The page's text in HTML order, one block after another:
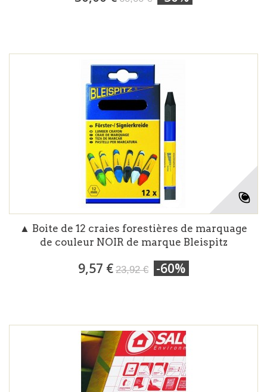
▲ Boite de 12 craies forestières de marquage
de couleur NOIR de marque Bleispitz
9,57 € 23,92 € -60%